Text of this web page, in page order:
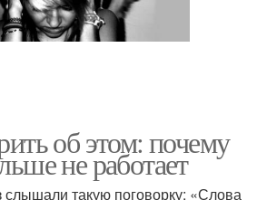
об этом: почему
не работает
такую ​​поговорку: «Слова